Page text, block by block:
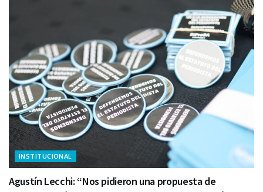
INSTITUCIONAL
Agustín Lecchi: “Nos pidieron una propuesta de